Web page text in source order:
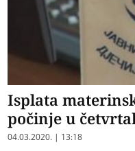
Isplata
počinje u
04.03.2020. | 13:18